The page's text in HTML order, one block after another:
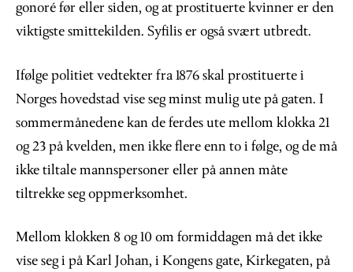
gonoré før eller siden, og at prostituerte kvinner er den
viktigste smittekilden. Syfilis er også svært utbredt.
Ifølge politiet vedtekter fra 1876 skal prostituerte i
Norges hovedstad vise seg minst mulig ute på gaten. I
sommermånedene kan de ferdes ute mellom klokka 21
og 23 på kvelden, men ikke flere enn to i følge, og de må
ikke tiltale mannspersoner eller på annen måte
tiltrekke seg oppmerksomhet.
Mellom klokken 8 og 10 om formiddagen må det ikke
vise seg i på Karl Johan, i Kongens gate, Kirkegaten, på